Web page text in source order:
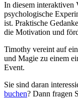
In diesem interaktiven
psychologische
ist. Praktische
die Motivation und
Timothy vereint auf
und Magie zu einem
Event.
Sie sind daran
buchen? Dann fragen